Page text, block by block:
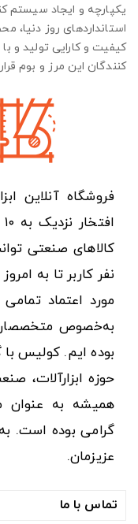
یکپارچه و ایجاد سیستم
استانداردهای روز دنیا،
کیفیت و کارایی تولید و
کنندگان این مرز و بوم
فروشگاه آنلاین
نفر کاربر تا به
مورد اعتماد تمامی
به‌خصوص
بوده ایم. کولیس
حوزه
همیشه به عنوان
گرامی بوده است.
عزیزمان.
تماس با ما